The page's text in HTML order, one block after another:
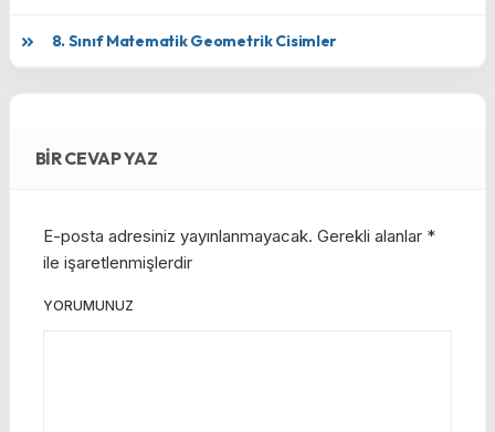
8. Sınıf Matematik Geometrik Cisimler
BIR CEVAP YAZ
E-posta adresiniz yayınlanmayacak. Gerekli alanlar *
ile işaretlenmişlerdir
YORUMUNUZ